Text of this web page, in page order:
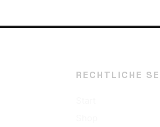
RECHTLICHE